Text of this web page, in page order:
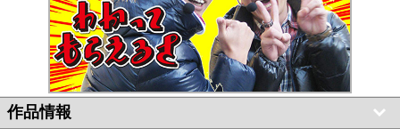
作品情報